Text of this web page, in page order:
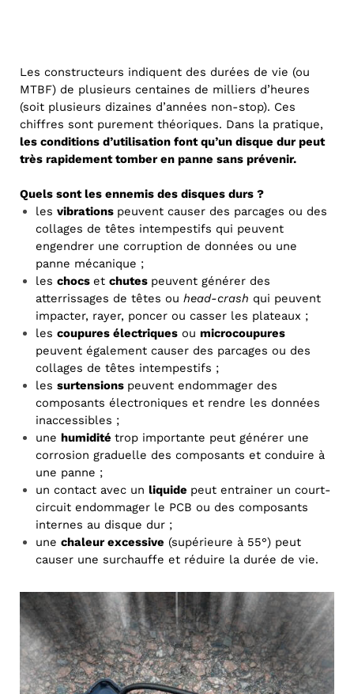
Les constructeurs indiquent des durées de vie (ou
MTBF) de plusieurs centaines de milliers d’heures
(soit plusieurs dizaines d’années non-stop). Ces
chiffres sont purement théoriques. Dans la pratique,
les conditions d’utilisation font qu’un disque dur peut
très rapidement tomber en panne sans prévenir.
Quels sont les ennemis des disques durs ?
les vibrations peuvent causer des parcages ou des
collages de têtes intempestifs qui peuvent
engendrer une corruption de données ou une
panne mécanique ;
les chocs et chutes peuvent générer des
atterrissages de têtes ou head-crash qui peuvent
impacter, rayer, poncer ou casser les plateaux ;
les coupures électriques ou microcoupures
peuvent également causer des parcages ou des
collages de têtes intempestifs ;
les surtensions peuvent endommager des
composants électroniques et rendre les données
inaccessibles ;
une humidité trop importante peut générer une
corrosion graduelle des composants et conduire à
une panne ;
un contact avec un liquide peut entrainer un court-
circuit endommager le PCB ou des composants
internes au disque dur ;
une chaleur excessive (supérieure à 55°) peut
causer une surchauffe et réduire la durée de vie.